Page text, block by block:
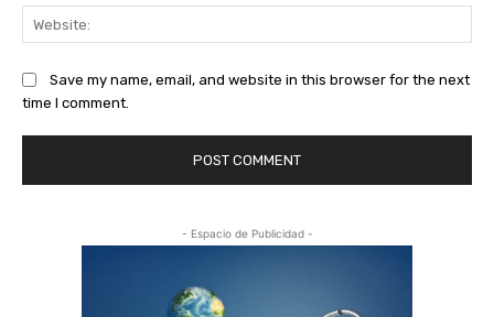
Save my name, email, and website in this browser for the next
time I comment.
- Espacio de Publicidad -